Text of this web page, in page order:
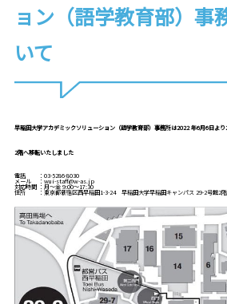
ョン（語学教育部）事
いて
早稲田大学アカデミックソリューション（語学教育部）事務所は2022 年6月6日より
2階へ移転いたしました
電話 ：03-5286-8030
メール ：wui-staff@w-as.jp
対応時間 ：月～金 9:00～17:30
住所 ：東京都新宿区西早稲田1-3-24 早稲田大学早稲田キャンパス 29-2号館2階